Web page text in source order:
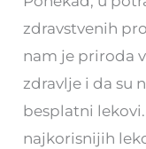
zdravstvenih
nam je priroda
zdravlje i da su
besplatni
najkorisnijih